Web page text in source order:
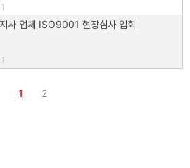
사 업체 ISO9001 현장심사 입회
1 2